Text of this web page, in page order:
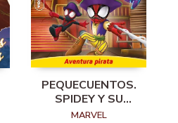
PEQUECUENTOS.
SPIDEY Y SU
SUPEREQUIPO.
MARVEL